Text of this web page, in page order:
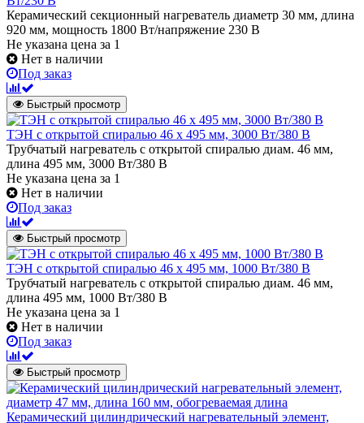
Керамический секционный нагреватель диаметр 30 мм, длина
920 мм, мощность 1800 Вт/напряжение 230 В
Не указана цена за 1
Нет в наличии
Под заказ
Быстрый просмотр
ТЭН с открытой спиралью 46 х 495 мм, 3000 Вт/380 В
Трубчатый нагреватель с открытой спиралью диам. 46 мм,
длина 495 мм, 3000 Вт/380 В
Не указана цена за 1
Нет в наличии
Под заказ
Быстрый просмотр
ТЭН с открытой спиралью 46 х 495 мм, 1000 Вт/380 В
Трубчатый нагреватель с открытой спиралью диам. 46 мм,
длина 495 мм, 1000 Вт/380 В
Не указана цена за 1
Нет в наличии
Под заказ
Быстрый просмотр
Керамический цилиндрический нагревательный элемент,